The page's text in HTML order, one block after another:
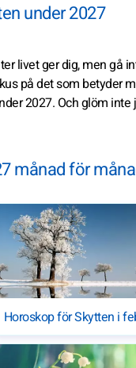
under 2027
livet ger dig, men gå
på det som betyder
2027. Och glöm
månad för
Horoskop för Skytten i